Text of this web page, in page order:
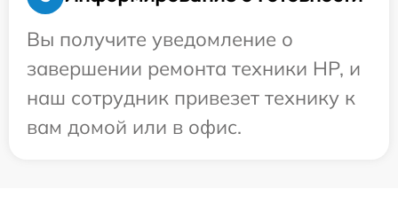
Вы получите уведомление о
завершении ремонта техники HP, и
наш сотрудник привезет технику к
вам домой или в офис.